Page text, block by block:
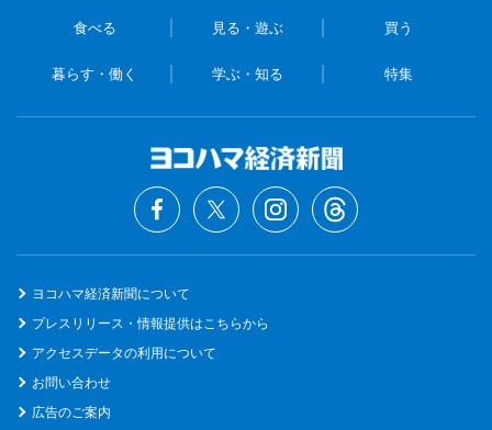
食べる 見る・遊ぶ 買う
暮らす・働く 学ぶ・知る 特集
ヨコハマ経済新聞について
プレスリリース・情報提供はこちらから
アクセスデータの利用について
お問い合わせ
広告のご案内